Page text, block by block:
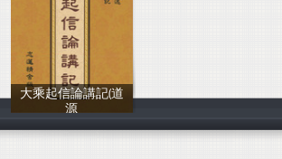
大乘起信論講記(道
源
道源長老 講述